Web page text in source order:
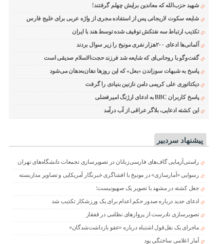
شهید حزب‌الله که معاندین برایش چهلم گرفتند!
شایعه سکوت لاریجانی پس از استفاده مجری از واژه عربی برای خلیج فارس
تکذیب ارتباط سه نفتکش توقیف شده توسط هند با ایران
آلمانی‌ها ادعای ۲۰۰هزار نفری مونیخ را زیر سوال بردند
گفت‌وگو با روحانی‌ای که شایعه شد فرزند حجت‌الاسلام صدیقی است
پاسخ به شبهات سوزاندن «بعل» که این روزها دهان‌به‌دهان می‌شود
دیکتاتوری علی کریمی دامن نازنین بنیادی را گرفت
پاسخ کاربران BBC به ادعای ارژنگ امیرفضلی
این کشته ادعایی، بلاگر عراقی از آب درآمد
پیشنهاد سردبیر
راستی‌آزمایی گاف‌های فارسی‌زبانان در تصویرسازی تجمعات دانشگاه‌های تهران
رسوایی «آمارسازی» در مونیخ با افشاگری خبرنگار آمریکایی و تصاویر مداربسته
جعل کشته در مشهد با تصویر یک صهیونیست؛
ادعای جدید درباره صدور حکم اعدام برای یک ورزشکار تکذیب شد
تصویرسازی نادرست از پروازهای نظامی در قفقاز
ماجرای یک نقل‌قول اشتباه درباره «عفو بازداشت‌شدگان»
آمار اعلامی ساختگی بود